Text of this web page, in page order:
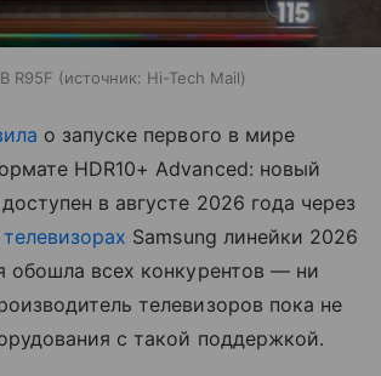
R95F источник: Hi-Tech Mail
о запуске первого в мире
HDR10+ Advanced: новый
в августе 2026 года через
телевизорах Samsung линейки 2026
обошла всех конкурентов — ни
телевизоров пока не
с такой поддержкой.